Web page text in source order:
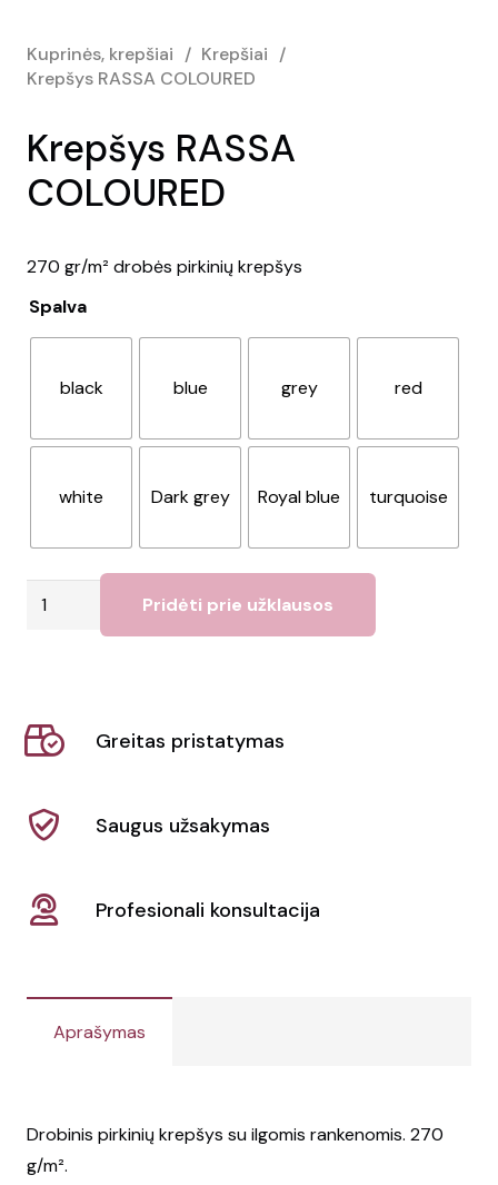
Kuprinės, krepšiai / Krepšiai /
Krepšys RASSA COLOURED
Krepšys RASSA
COLOURED
270 gr/m² drobės pirkinių krepšys
Spalva
black blue grey red
white Dark grey Royal blue turquoise
produkto
COLOURED
Pridėti prie užklausos
Greitas pristatymas
Saugus užsakymas
Profesionali konsultacija
Aprašymas
Drobinis pirkinių krepšys su ilgomis rankenomis. 270
g/m².